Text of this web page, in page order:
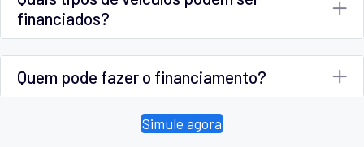
financiados?
Quem pode fazer o financiamento?
Simule agora